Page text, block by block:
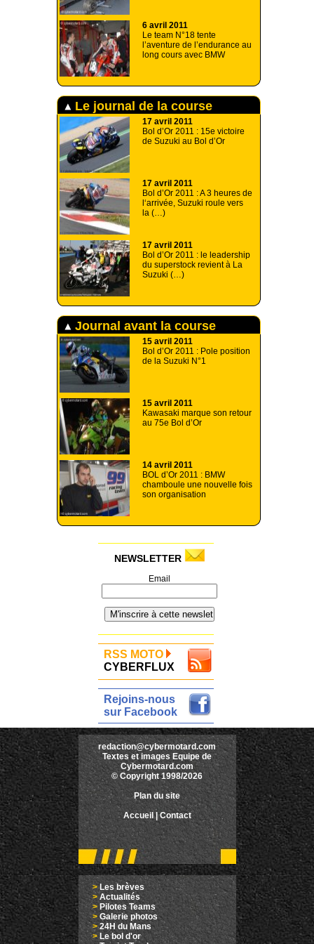
6 avril 2011
Le team N°18 tente
l’aventure de l’endurance au
long cours avec BMW
Le journal de la course
17 avril 2011
Bol d’Or 2011 : 15e victoire
de Suzuki au Bol d’Or
17 avril 2011
Bol d’Or 2011 : A 3 heures de
l‘arrivée, Suzuki roule vers
la (…)
17 avril 2011
Bol d’Or 2011 : le leadership
du superstock revient à La
Suzuki (…)
Journal avant la course
15 avril 2011
Bol d’Or 2011 : Pole position
de la Suzuki N°1
15 avril 2011
Kawasaki marque son retour
au 75e Bol d’Or
14 avril 2011
BOL d’Or 2011 : BMW
chamboule une nouvelle fois
son organisation
NEWSLETTER
Email
RSS MOTO
CYBERFLUX
Rejoins-nous
sur Facebook
redaction@cybermotard.com
Textes et images Equipe de
Cybermotard.com
© Copyright 1998/2026
Plan du site
Accueil |Contact
>Les brèves
> Actualités
> Pilotes Teams
>Galerie photos
>24H du Mans
>Le bol d'or